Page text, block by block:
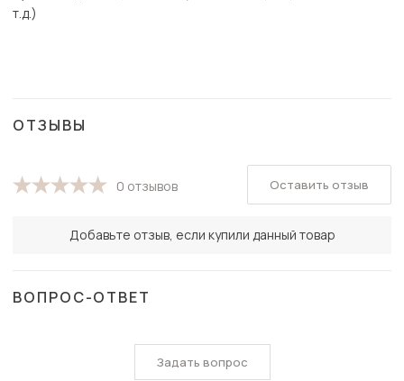
т.д.)
ОТЗЫВЫ
0 отзывов
Добавьте отзыв, если купили данный товар
Оставить отзыв
ВОПРОС-ОТВЕТ
Задать вопрос